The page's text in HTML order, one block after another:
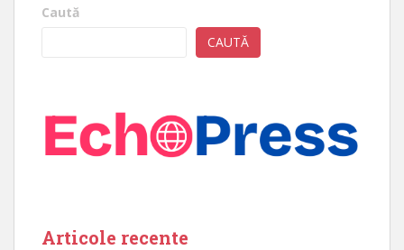
Caută
CAUTĂ
Articole recente